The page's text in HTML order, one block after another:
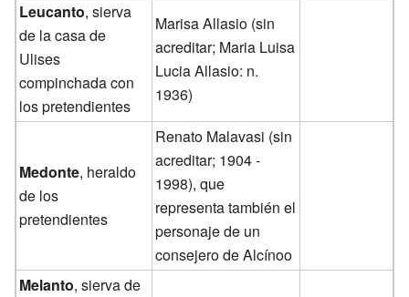
Leucanto, sierva
de la casa de
Ulises
compinchada con
los pretendientes
Marisa Allasio (sin
acreditar; Maria Luisa
Lucia Allasio: n.
1936)
Medonte, heraldo
de los
pretendientes
Renato Malavasi (sin
acreditar; 1904 -
1998), que
representa también el
personaje de un
consejero de Alcínoo
Melanto, sierva de